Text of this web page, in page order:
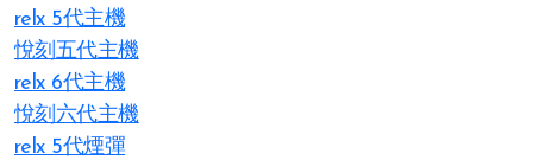
relx 5代主機
悅刻五代主機
relx 6代主機
悅刻六代主機
relx 5代煙彈